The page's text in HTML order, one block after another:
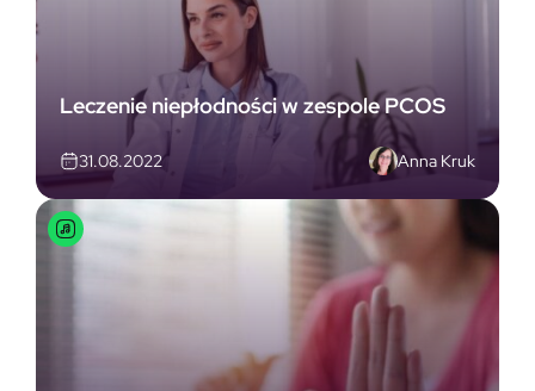
Leczenie niepłodności w zespole PCOS
31.08.2022 Anna Kruk